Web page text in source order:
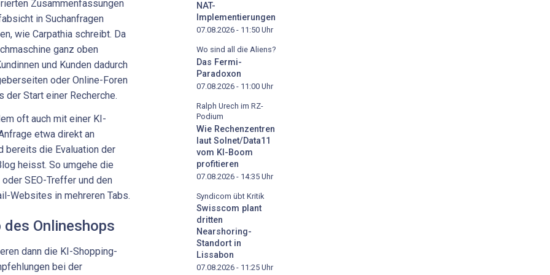
Zusammenfassungen
in Suchanfragen
wie Carpathia schreibt. Da
ganz oben
und Kunden dadurch
oder Online-Foren
der Start einer Recherche.
oft auch mit einer KI-
etwa direkt an
bereits die Evaluation der
heisst. So umgehe die
SEO-Treffer und den
Websites in mehreren Tabs.
Onlineshops
dann die KI-Shopping-
bei der
NAT-
Implementierungen
07.08.2026 - 11:50 Uhr
Wo sind all die Aliens?
Das Fermi-
Paradoxon
07.08.2026 - 11:00 Uhr
Ralph Urech im RZ-
Podium
Wie Rechenzentren
laut Solnet/Data11
vom KI-Boom
profitieren
07.08.2026 - 14:35 Uhr
Syndicom übt Kritik
Swisscom plant
dritten
Nearshoring-
Standort in
Lissabon
07.08.2026 - 11:25 Uhr